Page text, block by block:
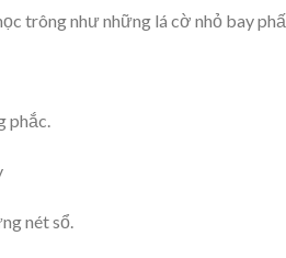
trông như những lá cờ nhỏ bay
phắc.
nét sổ.